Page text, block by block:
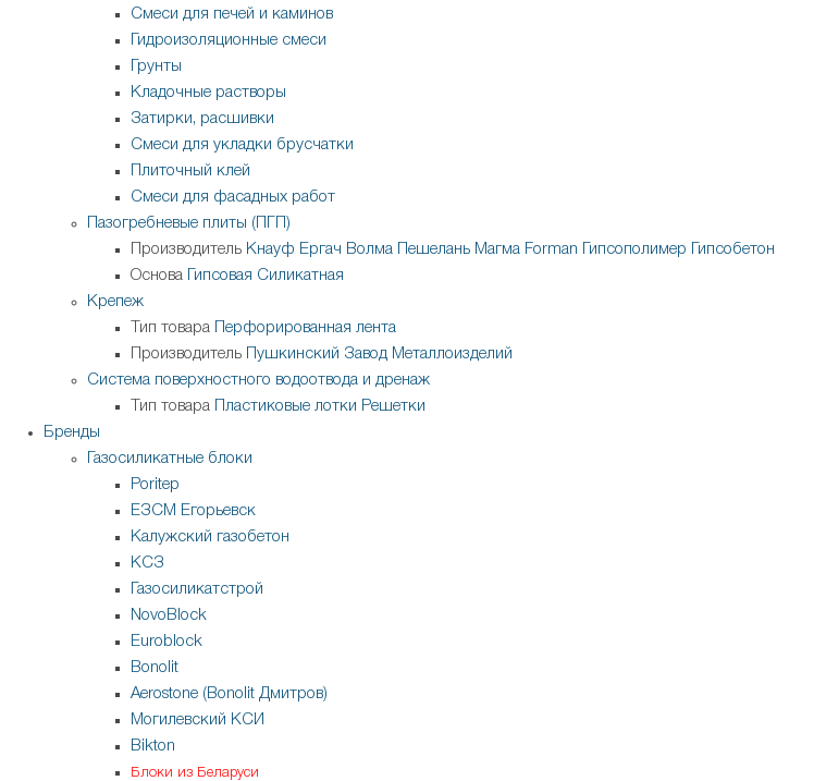
Смеси для печей и каминов
Гидроизоляционные смеси
Грунты
Кладочные растворы
Затирки, расшивки
Смеси для укладки брусчатки
Плиточный клей
Смеси для фасадных работ
Пазогребневые плиты (ПГП)
Производитель Кнауф Ергач Волма Пешелань Магма Forman Гипсополимер
Гипсобетон
Основа
Гипсовая Силикатная
Крепеж
Тип товара
Перфорированная лента
Производитель
Пушкинский Завод Металлоизделий
Система поверхностного водоотвода и дренаж
Тип товара
Пластиковые лотки Решетки
Бренды
Газосиликатные блоки
Poritep
ЕЗСМ Егорьевск
Калужский газобетон
КСЗ
Газосиликатстрой
NovoBlock
Euroblock
Bonolit
Aerostone (Bonolit Дмитров)
Могилевский КСИ
Bikton
Блоки из Беларуси